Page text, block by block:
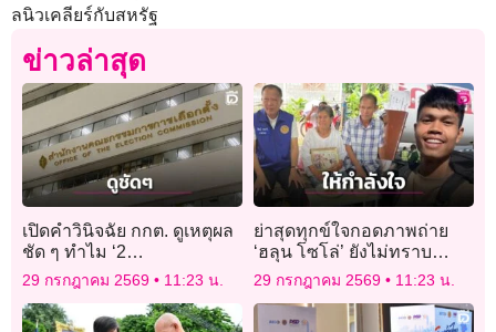
ลนิวเคลียร์กับสหรัฐ
ข่าวล่าสุด
เปิดคำวินิจฉัย กกต. ดูเหตุผล
ชัด ๆ ทำไม ‘2
สว.อำนาจเจริญ’ คุณสมบัติ
ผ่านฉลุยนั่งเก้าอี้ สว.ได้
29 กรกฎาคม 2569 11:23 น.
ย่าสุดทุกข์ใจกอดภาพถ่าย
‘ฮลุน โซโล่’ ยังไม่ทราบ
ชะตากรรมหลานชาย
29 กรกฎาคม 2569 11:23 น.